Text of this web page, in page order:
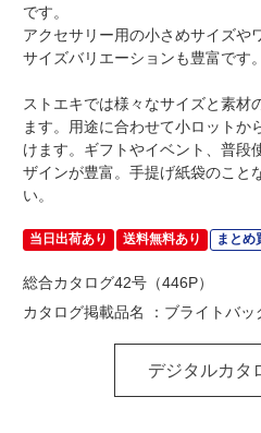
です。
アクセサリー用の小さめサイズや
サイズバリエーションも豊富です。
ストエキでは様々なサイズと素材
ます。用途に合わせて小ロットか
けます。ギフトやイベント、普段
ザインが豊富。手提げ紙袋のこと
い。
当日出荷あり 送料無料あり まとめ
総合カタログ42号（446P）
カタログ掲載品名 ：ブライトバッ
デジタルカタ